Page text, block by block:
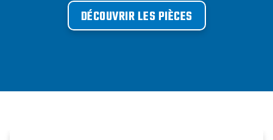
DÉCOUVRIR LES PIÈCES